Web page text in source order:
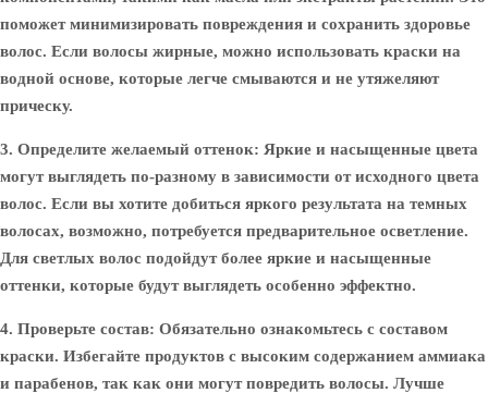
поможет минимизировать повреждения и сохранить здоровье
волос. Если волосы жирные, можно использовать краски на
водной основе, которые легче смываются и не утяжеляют
прическу.
3. Определите желаемый оттенок: Яркие и насыщенные цвета
могут выглядеть по-разному в зависимости от исходного цвета
волос. Если вы хотите добиться яркого результата на темных
волосах, возможно, потребуется предварительное осветление.
Для светлых волос подойдут более яркие и насыщенные
оттенки, которые будут выглядеть особенно эффектно.
4. Проверьте состав: Обязательно ознакомьтесь с составом
краски. Избегайте продуктов с высоким содержанием аммиака
и парабенов, так как они могут повредить волосы. Лучше